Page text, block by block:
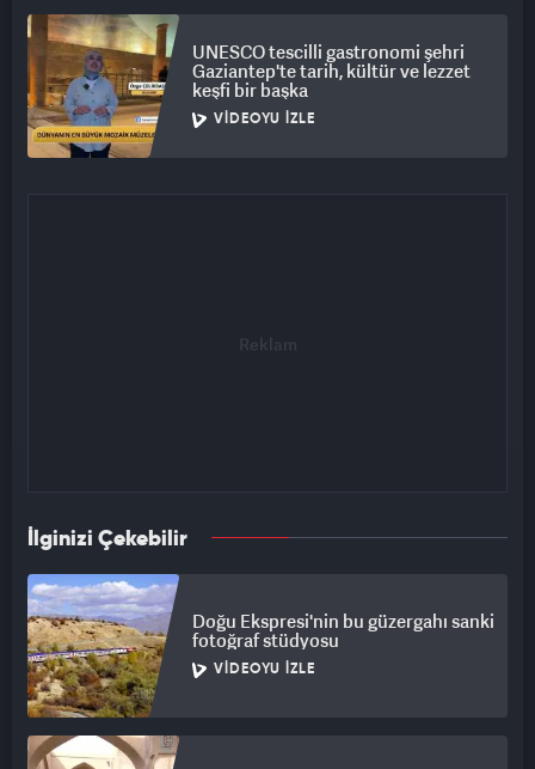
UNESCO tescilli gastronomi şehri
Gaziantep'te tarih, kültür ve lezzet
keşfi bir başka
VIDEOYU İZLE
İlginizi Çekebilir
Doğu Ekspresi'nin bu güzergahı sanki
fotoğraf stüdyosu
VIDEOYU İZLE